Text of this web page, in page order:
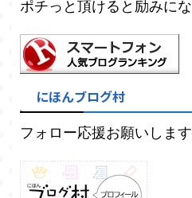
ポチっと頂けると励みに
にほんブログ村
フォロー応援お願いしま